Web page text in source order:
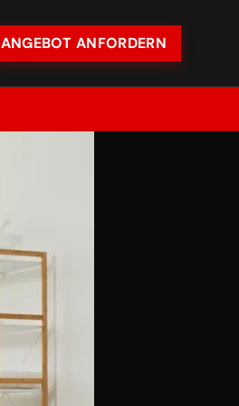
ANGEBOT ANFORDERN